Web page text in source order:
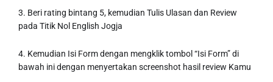
3. Beri rating bintang 5, kemudian Tulis Ulasan dan Review
pada Titik Nol English Jogja
4. Kemudian Isi Form dengan mengklik tombol “Isi Form” di
bawah ini dengan menyertakan screenshot hasil review Kamu